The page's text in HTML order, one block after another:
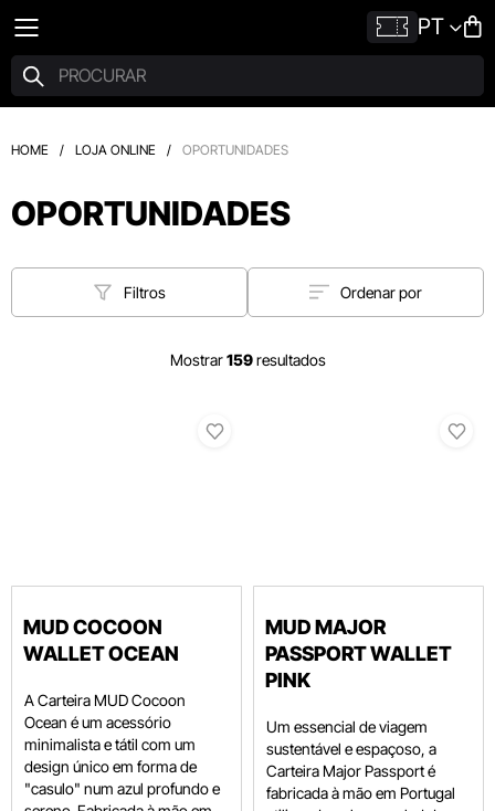
PT
HOME / LOJA ONLINE / OPORTUNIDADES
OPORTUNIDADES
Filtros Ordenar por
Mostrar159resultados
MUD COCOON
WALLET OCEAN
A Carteira MUD Cocoon
Ocean é um acessório
minimalista e tátil com um
design único em forma de
"casulo" num azul profundo e
MUD MAJOR
PASSPORT WALLET
PINK
Um essencial de viagem
sustentável e espaçoso, a
Carteira Major Passport é
fabricada à mão em Portugal